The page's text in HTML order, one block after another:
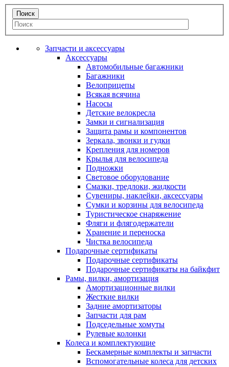
Запчасти и аксессуары
Аксессуары
Автомобильные багажники
Багажники
Велоприцепы
Всякая всячина
Насосы
Детские велокресла
Замки и сигнализация
Защита рамы и компонентов
Зеркала, звонки и гудки
Крепления для номеров
Крылья для велосипеда
Подножки
Световое оборудование
Смазки, тредлоки, жидкости
Сувениры, наклейки, аксессуары
Сумки и корзины для велосипеда
Туристическое снаряжение
Фляги и флягодержатели
Хранение и переноска
Чистка велосипеда
Подарочные сертификаты
Подарочные сертификаты
Подарочные сертификаты на байкфит
Рамы, вилки, амортизация
Амортизационные вилки
Жесткие вилки
Задние амортизаторы
Запчасти для рам
Подседельные хомуты
Рулевые колонки
Колеса и комплектующие
Бескамерные комплекты и запчасти
Вспомогательные колеса для детских